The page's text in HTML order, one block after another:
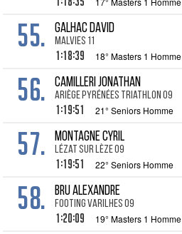
55. GALHAC David
Malvies 11
1:18:39 18° Masters 1 Homme
56. CAMILLERI Jonathan
Ariège Pyrénées Triathlon 09
1:19:51 21° Seniors Homme
57. MONTAGNE Cyril
Lézat sur Lèze 09
1:19:51 22° Seniors Homme
58. BRU Alexandre
Footing Varilhes 09
1:20:09 19° Masters 1 Homme